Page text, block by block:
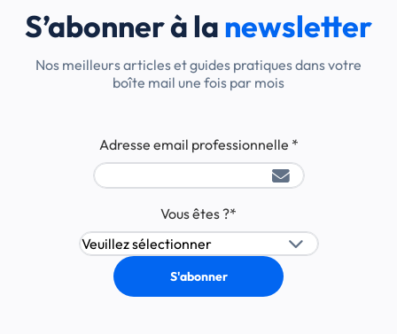
S’abonner à lanewsletter
Nos meilleurs articles et guides pratiques dans votre
boîte mail une fois par mois
Adresse email professionnelle *
Vous êtes ?*